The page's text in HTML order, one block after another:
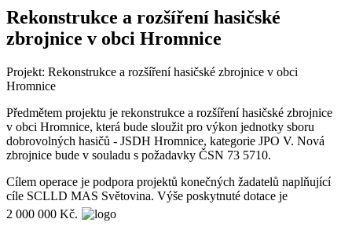
Rekonstrukce a rozšíření hasičské
zbrojnice v obci Hromnice
Projekt: Rekonstrukce a rozšíření hasičské zbrojnice v obci
Hromnice
Předmětem projektu je rekonstrukce a rozšíření hasičské zbrojnice
v obci Hromnice, která bude sloužit pro výkon jednotky sboru
dobrovolných hasičů - JSDH Hromnice, kategorie JPO V. Nová
zbrojnice bude v souladu s požadavky ČSN 73 5710.
Cílem operace je podpora projektů konečných žadatelů naplňující
cíle SCLLD MAS Světovina. Výše poskytnuté dotace je
2 000 000 Kč.